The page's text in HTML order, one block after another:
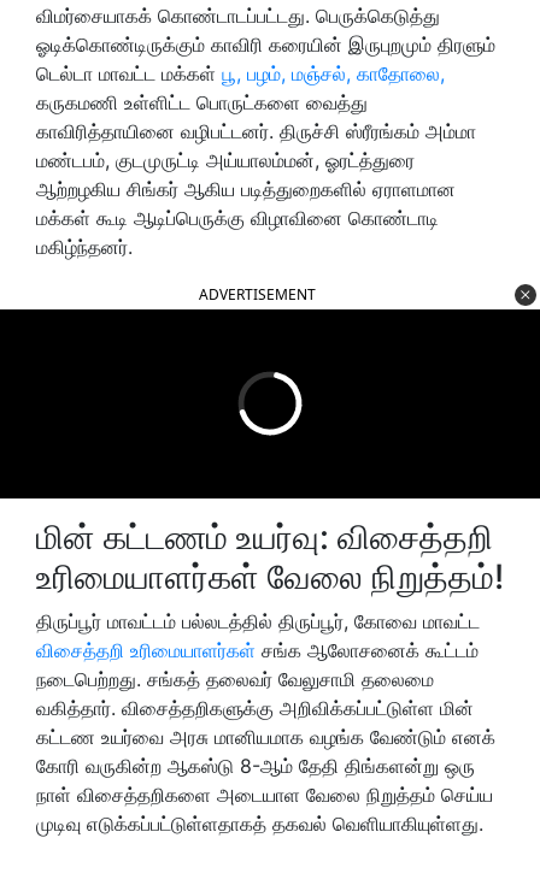
விமர்சையாகக் கொண்டாடப்பட்டது. பெருக்கெடுத்து
ஓடிக்கொண்டிருக்கும் காவிரி கரையின் இருபுறமும் திரளும்
டெல்டா மாவட்ட மக்கள் பூ, பழம், மஞ்சல், காதோலை,
கருகமணி உள்ளிட்ட பொருட்களை வைத்து
காவிரித்தாயினை வழிபட்டனர். திருச்சி ஸ்ரீரங்கம் அம்மா
மண்டபம், குடமுருட்டி அய்யாலம்மன், ஓரட்த்துரை
ஆற்றழகிய சிங்கர் ஆகிய படித்துறைகளில் ஏராளமான
மக்கள் கூடி ஆடிப்பெருக்கு விழாவினை கொண்டாடி
மகிழ்ந்தனர்.
ADVERTISEMENT
மின் கட்டணம் உயர்வு: விசைத்தறி
உரிமையாளர்கள் வேலை நிறுத்தம்!
திருப்பூர் மாவட்டம் பல்லடத்தில் திருப்பூர், கோவை மாவட்ட
விசைத்தறி உரிமையாளர்கள் சங்க ஆலோசனைக் கூட்டம்
நடைபெற்றது. சங்கத் தலைவர் வேலுசாமி தலைமை
வகித்தார். விசைத்தறிகளுக்கு அறிவிக்கப்பட்டுள்ள மின்
கட்டண உயர்வை அரசு மானியமாக வழங்க வேண்டும் எனக்
கோரி வருகின்ற ஆகஸ்டு 8-ஆம் தேதி திங்களன்று ஒரு
நாள் விசைத்தறிகளை அடையாள வேலை நிறுத்தம் செய்ய
முடிவு எடுக்கப்பட்டுள்ளதாகத் தகவல் வெளியாகியுள்ளது.